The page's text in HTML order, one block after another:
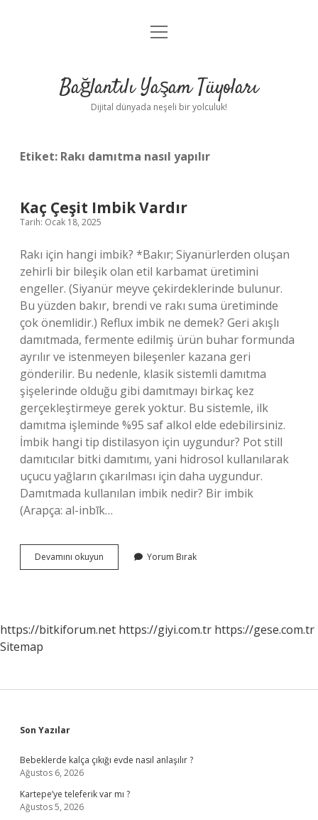
Anasayfa
Yasal Uyarı
menüyü
Bağlantılı Yaşam Tüyoları
Dijital dünyada neşeli bir yolculuk!
Etiket: Rakı damıtma nasıl yapılır
Kaç Çeşit Imbik Vardır
Tarih: Ocak 18, 2025
Rakı için hangi imbik? *Bakır; Siyanürlerden oluşan
zehirli bir bileşik olan etil karbamat üretimini
engeller. (Siyanür meyve çekirdeklerinde bulunur.
Bu yüzden bakır, brendi ve rakı suma üretiminde
çok önemlidir.) Reflux imbik ne demek? Geri akışlı
damıtmada, fermente edilmiş ürün buhar formunda
ayrılır ve istenmeyen bileşenler kazana geri
gönderilir. Bu nedenle, klasik sistemli damıtma
şişelerinde olduğu gibi damıtmayı birkaç kez
gerçekleştirmeye gerek yoktur. Bu sistemle, ilk
damıtma işleminde %95 saf alkol elde edebilirsiniz.
İmbik hangi tip distilasyon için uygundur? Pot still
damıtıcılar bitki damıtımı, yani hidrosol kullanılarak
uçucu yağların çıkarılması için daha uygundur.
Damıtmada kullanılan imbik nedir? Bir imbik
(Arapça: al-inbīk…
Devamını okuyun
Çeşit
Yorum Bırak
https://bitkiforum.net https://giyi.com.tr https://gese.com.tr
Sitemap
Sidebar
Son Yazılar
Bebeklerde kalça çıkığı evde nasıl anlaşılır ?
Ağustos 6, 2026
Kartepe’ye teleferik var mı ?
Ağustos 5, 2026